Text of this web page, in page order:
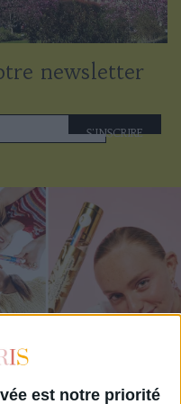
est notre priorité
newsletter
S'INSCRIRE
MADE IN FRANCE À PETIT PRIX